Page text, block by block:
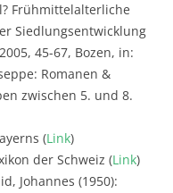
Frühmittelalterliche
Siedlungsentwicklung
45-67, Bozen, in:
Romanen &
zwischen 5. und 8.
(Link)
der Schweiz (Link)
Johannes (1950):